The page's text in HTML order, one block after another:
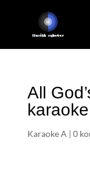
All
karaoke
Karaoke A | 0